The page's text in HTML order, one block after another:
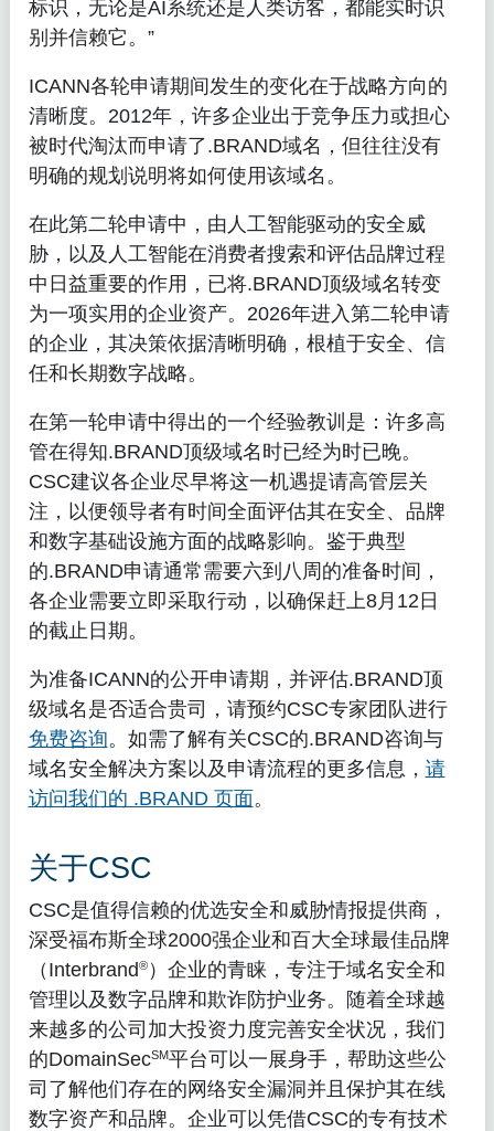
标识，无论是AI系统还是人类访客，都能实时识
别并信赖它。”
ICANN各轮申请期间发生的变化在于战略方向的
清晰度。2012年，许多企业出于竞争压力或担心
被时代淘汰而申请了.BRAND域名，但往往没有
明确的规划说明将如何使用该域名。
在此第二轮申请中，由人工智能驱动的安全威
胁，以及人工智能在消费者搜索和评估品牌过程
中日益重要的作用，已将.BRAND顶级域名转变
为一项实用的企业资产。2026年进入第二轮申请
的企业，其决策依据清晰明确，根植于安全、信
任和长期数字战略。
在第一轮申请中得出的一个经验教训是：许多高
管在得知.BRAND顶级域名时已经为时已晚。
CSC建议各企业尽早将这一机遇提请高管层关
注，以便领导者有时间全面评估其在安全、品牌
和数字基础设施方面的战略影响。鉴于典型
的.BRAND申请通常需要六到八周的准备时间，
各企业需要立即采取行动，以确保赶上8月12日
的截止日期。
为准备ICANN的公开申请期，并评估.BRAND顶
级域名是否适合贵司，请预约CSC专家团队进行
免费咨询。如需了解有关CSC的.BRAND咨询与
域名安全解决方案以及申请流程的更多信息， 请
访问我们的 .BRAND 页面。
关于CSC
CSC是值得信赖的优选安全和威胁情报提供商，
深受福布斯全球2000强企业和百大全球最佳品牌
（Interbrand®）企业的青睐，专注于域名安全和
管理以及数字品牌和欺诈防护业务。随着全球越
来越多的公司加大投资力度完善安全状况，我们
的DomainSecSM平台可以一展身手，帮助这些公
司了解他们存在的网络安全漏洞并且保护其在线
数字资产和品牌。企业可以凭借CSC的专有技术